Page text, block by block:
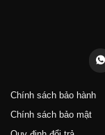
Chính sách bảo hành
Chính sách bảo mật